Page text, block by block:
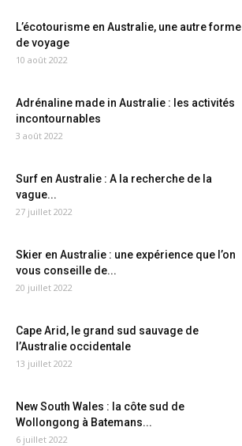
L’écotourisme en Australie, une autre forme
de voyage
10 août 2022
Adrénaline made in Australie : les activités
incontournables
3 août 2022
Surf en Australie : A la recherche de la
vague...
27 juillet 2022
Skier en Australie : une expérience que l’on
vous conseille de...
20 juillet 2022
Cape Arid, le grand sud sauvage de
l’Australie occidentale
13 juillet 2022
New South Wales : la côte sud de
Wollongong à Batemans...
6 juillet 2022